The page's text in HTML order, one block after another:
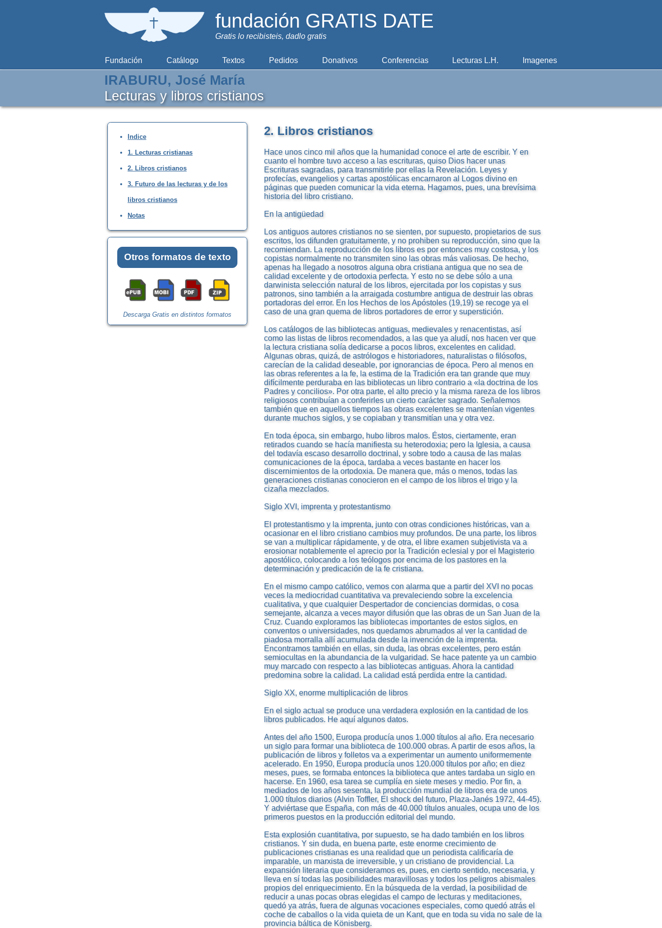
fundación GRATIS DATE
Gratis lo recibisteis, dadlo gratis
Fundación Catálogo Textos Pedidos Donativos Conferencias Lecturas L.H. Imagenes
IRABURU, José María
Lecturas y libros cristianos
Indice
1. Lecturas cristianas
2. Libros cristianos
3. Futuro de las lecturas y de los
libros cristianos
Notas
Otros formatos de texto
Descarga Gratis en distintos formatos
2. Libros cristianos
Hace unos cinco mil años que la humanidad conoce el arte de escribir. Y en
cuanto el hombre tuvo acceso a las escrituras, quiso Dios hacer unas
Escrituras sagradas, para transmitirle por ellas la Revelación. Leyes y
profecías, evangelios y cartas apostólicas encarnaron al Logos divino en
páginas que pueden comunicar la vida eterna. Hagamos, pues, una brevísima
historia del libro cristiano.
En la antigüedad
Los antiguos autores cristianos no se sienten, por supuesto, propietarios de sus
escritos, los difunden gratuitamente, y no prohiben su reproducción, sino que la
recomiendan. La reproducción de los libros es por entonces muy costosa, y los
copistas normalmente no transmiten sino las obras más valiosas. De hecho,
apenas ha llegado a nosotros alguna obra cristiana antigua que no sea de
calidad excelente y de ortodoxia perfecta. Y esto no se debe sólo a una
darwinista selección natural de los libros, ejercitada por los copistas y sus
patronos, sino también a la arraigada costumbre antigua de destruir las obras
portadoras del error. En los Hechos de los Apóstoles (19,19) se recoge ya el
caso de una gran quema de libros portadores de error y superstición.
Los catálogos de las bibliotecas antiguas, medievales y renacentistas, así
como las listas de libros recomendados, a las que ya aludí, nos hacen ver que
la lectura cristiana solía dedicarse a pocos libros, excelentes en calidad.
Algunas obras, quizá, de astrólogos e historiadores, naturalistas o filósofos,
carecían de la calidad deseable, por ignorancias de época. Pero al menos en
las obras referentes a la fe, la estima de la Tradición era tan grande que muy
difícilmente perduraba en las bibliotecas un libro contrario a «la doctrina de los
Padres y concilios». Por otra parte, el alto precio y la misma rareza de los libros
religiosos contribuían a conferirles un cierto carácter sagrado. Señalemos
también que en aquellos tiempos las obras excelentes se mantenían vigentes
durante muchos siglos, y se copiaban y transmitían una y otra vez.
En toda época, sin embargo, hubo libros malos. Éstos, ciertamente, eran
retirados cuando se hacía manifiesta su heterodoxia; pero la Iglesia, a causa
del todavía escaso desarrollo doctrinal, y sobre todo a causa de las malas
comunicaciones de la época, tardaba a veces bastante en hacer los
discernimientos de la ortodoxia. De manera que, más o menos, todas las
generaciones cristianas conocieron en el campo de los libros el trigo y la
cizaña mezclados.
Siglo XVI, imprenta y protestantismo
El protestantismo y la imprenta, junto con otras condiciones históricas, van a
ocasionar en el libro cristiano cambios muy profundos. De una parte, los libros
se van a multiplicar rápidamente, y de otra, el libre examen subjetivista va a
erosionar notablemente el aprecio por la Tradición eclesial y por el Magisterio
apostólico, colocando a los teólogos por encima de los pastores en la
determinación y predicación de la fe cristiana.
En el mismo campo católico, vemos con alarma que a partir del XVI no pocas
veces la mediocridad cuantitativa va prevaleciendo sobre la excelencia
cualitativa, y que cualquier Despertador de conciencias dormidas, o cosa
semejante, alcanza a veces mayor difusión que las obras de un San Juan de la
Cruz. Cuando exploramos las bibliotecas importantes de estos siglos, en
conventos o universidades, nos quedamos abrumados al ver la cantidad de
piadosa morralla allí acumulada desde la invención de la imprenta.
Encontramos también en ellas, sin duda, las obras excelentes, pero están
semiocultas en la abundancia de la vulgaridad. Se hace patente ya un cambio
muy marcado con respecto a las bibliotecas antiguas. Ahora la cantidad
predomina sobre la calidad. La calidad está perdida entre la cantidad.
Siglo XX, enorme multiplicación de libros
En el siglo actual se produce una verdadera explosión en la cantidad de los
libros publicados. He aquí algunos datos.
Antes del año 1500, Europa producía unos 1.000 títulos al año. Era necesario
un siglo para formar una biblioteca de 100.000 obras. A partir de esos años, la
publicación de libros y folletos va a experimentar un aumento uniformemente
acelerado. En 1950, Europa producía unos 120.000 títulos por año; en diez
meses, pues, se formaba entonces la biblioteca que antes tardaba un siglo en
hacerse. En 1960, esa tarea se cumplía en siete meses y medio. Por fin, a
mediados de los años sesenta, la producción mundial de libros era de unos
1.000 títulos diarios (Alvin Toffler, El shock del futuro, Plaza-Janés 1972, 44-45).
Y adviértase que España, con más de 40.000 títulos anuales, ocupa uno de los
primeros puestos en la producción editorial del mundo.
Esta explosión cuantitativa, por supuesto, se ha dado también en los libros
cristianos. Y sin duda, en buena parte, este enorme crecimiento de
publicaciones cristianas es una realidad que un periodista calificaría de
imparable, un marxista de irreversible, y un cristiano de providencial. La
expansión literaria que consideramos es, pues, en cierto sentido, necesaria, y
lleva en sí todas las posibilidades maravillosas y todos los peligros abismales
propios del enriquecimiento. En la búsqueda de la verdad, la posibilidad de
reducir a unas pocas obras elegidas el campo de lecturas y meditaciones,
quedó ya atrás, fuera de algunas vocaciones especiales, como quedó atrás el
coche de caballos o la vida quieta de un Kant, que en toda su vida no sale de la
provincia báltica de Könisberg.